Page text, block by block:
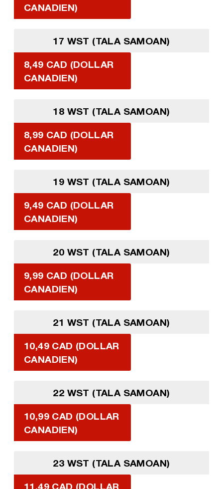
CANADIEN)
17 WST (TALA SAMOAN)
8,49 CAD (DOLLAR
CANADIEN)
18 WST (TALA SAMOAN)
8,99 CAD (DOLLAR
CANADIEN)
19 WST (TALA SAMOAN)
9,49 CAD (DOLLAR
CANADIEN)
20 WST (TALA SAMOAN)
9,99 CAD (DOLLAR
CANADIEN)
21 WST (TALA SAMOAN)
10,49 CAD (DOLLAR
CANADIEN)
22 WST (TALA SAMOAN)
10,99 CAD (DOLLAR
CANADIEN)
23 WST (TALA SAMOAN)
11,49 CAD (DOLLAR